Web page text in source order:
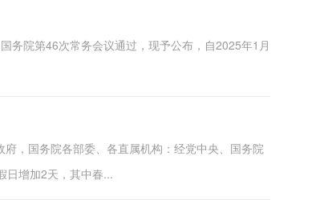
务院第46次常务会议通过，现予公布，自2025年1月
，国务院各部委、各直属机构：经党中央、国务院
日增加2天，其中春...